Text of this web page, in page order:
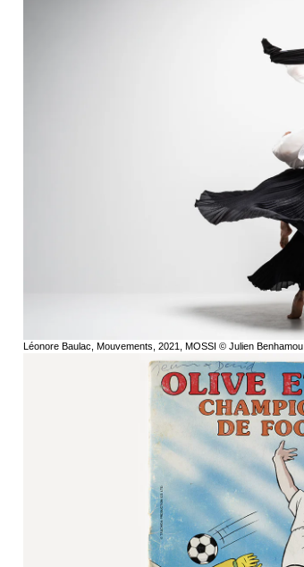
Léonore Baulac, Mouvements, 2021, MOSSI © Julien Benhamou